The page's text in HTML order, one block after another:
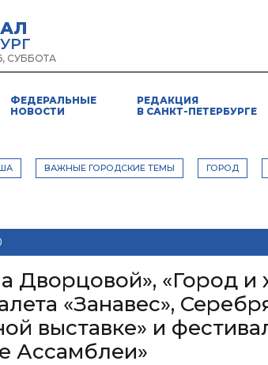
СУББОТА
ФЕДЕРАЛЬНЫЕ
НОВОСТИ
РЕДАКЦИЯ
В САНКТ-ПЕТЕРБУРГЕ
ВАЖНЫЕ ГОРОДСКИЕ ТЕМЫ ГОРОД
Дворцовой», «Город и
«Занавес»,
выставке» и
Ассамблеи»